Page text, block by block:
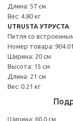
Длина: 57 см
Вес: 4.80 кг
UTRUSTA УТРУСТА
Петля со
Номер товара:
Ширина: 20 см
Высота: 15 см
Длина: 21 см
Вес: 0.21 кг
Ширина: 60.0 см